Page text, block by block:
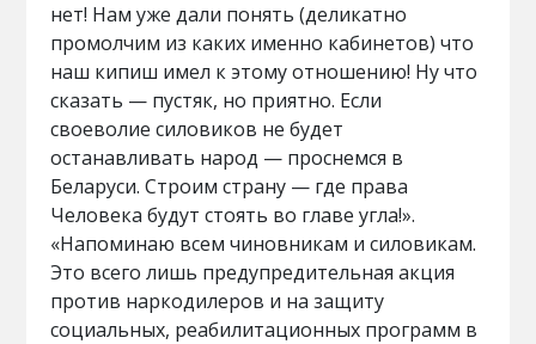
нет! Нам уже дали понять (деликатно
промолчим из каких именно кабинетов) что
наш кипиш имел к этому отношению! Ну что
сказать — пустяк, но приятно. Если
своеволие силовиков не будет
останавливать народ — проснемся в
Беларуси. Строим страну — где права
Человека будут стоять во главе угла!».
«Напоминаю всем чиновникам и силовикам.
Это всего лишь предупредительная акция
против наркодилеров и на защиту
социальных, реабилитационных программ в